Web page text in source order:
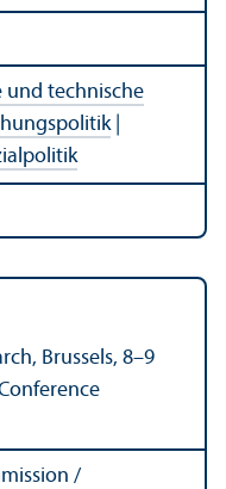
und technische
|
Brussels, 8–9
/